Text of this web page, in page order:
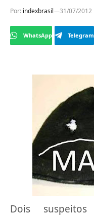
Por: indexbrasil 31/07/2012
WhatsApp Telegram
Dois